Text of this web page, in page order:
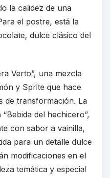
la calidez de una
el postre, está la
dulce clásico del
Verto”, una mezcla
y Sprite que hace
de transformación. La
del hechicero”,
con sabor a vainilla,
para un detalle dulce
modificaciones en el
temática y especial